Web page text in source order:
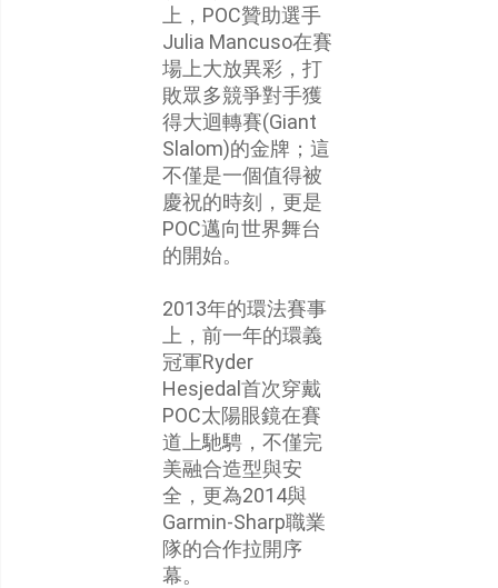
上，POC贊助選手
Julia Mancuso在賽
場上大放異彩，打
敗眾多競爭對手獲
得大迴轉賽(Giant
Slalom)的金牌；這
不僅是一個值得被
慶祝的時刻，更是
POC邁向世界舞台
的開始。
2013年的環法賽事
上，前一年的環義
冠軍Ryder
Hesjedal首次穿戴
POC太陽眼鏡在賽
道上馳騁，不僅完
美融合造型與安
全，更為2014與
Garmin-Sharp職業
隊的合作拉開序
幕。